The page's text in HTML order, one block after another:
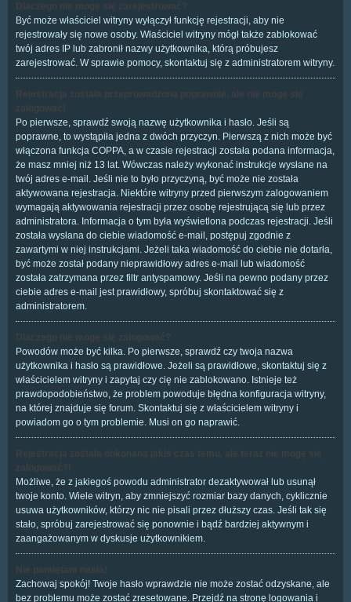
Dlaczego nie mogę się zarejestrować?
Być może właściciel witryny wyłączył funkcję rejestracji, aby nie
rejestrowały się nowe osoby. Właściciel witryny mógł także zablokować
twój adres IP lub zabronił nazwy użytkownika, którą próbujesz
zarejestrować. W sprawie pomocy, skontaktuj się z administratorem witryny.
Rejestracja została przeprowadzona poprawnie, ale nie mogę się
zalogować!
Po pierwsze, sprawdź swoją nazwę użytkownika i hasło. Jeśli są
poprawne, to wystąpiła jedna z dwóch przyczyn. Pierwszą z nich może być
włączona funkcja COPPA, a w czasie rejestracji została podana informacja,
że masz mniej niż 13 lat. Wówczas należy wykonać instrukcje wysłane na
twój adres e-mail. Jeśli nie to było przyczyną, być może nie została
aktywowana rejestracja. Niektóre witryny przed pierwszym zalogowaniem
wymagają aktywowania rejestracji przez osobę rejestrującą się lub przez
administratora. Informacja o tym była wyświetlona podczas rejestracji. Jeśli
została wysłana do ciebie wiadomość e-mail, postępuj zgodnie z
zawartymi w niej instrukcjami. Jeżeli taka wiadomość do ciebie nie dotarła,
być może został podany nieprawidłowy adres e-mail lub wiadomość
została zatrzymana przez filtr antyspamowy. Jeśli na pewno podany przez
ciebie adres e-mail jest prawidłowy, spróbuj skontaktować się z
administratorem.
Dlaczego nie mogę się zalogować?
Powodów może być kilka. Po pierwsze, sprawdź czy twoja nazwa
użytkownika i hasło są prawidłowe. Jeżeli są prawidłowe, skontaktuj się z
właścicielem witryny i zapytaj czy cię nie zablokowano. Istnieje też
prawdopodobieństwo, że problem powoduje błędna konfiguracja witryny,
na której znajduje się forum. Skontaktuj się z właścicielem witryny i
powiadom go o tym problemie. Musi on go naprawić.
Rejestracja została dokonana jakiś czas temu, ale teraz nie mogę się
zalogować?!
Możliwe, że z jakiegoś powodu administrator dezaktywował lub usunął
twoje konto. Wiele witryn, aby zmniejszyć rozmiar bazy danych, cyklicznie
usuwa użytkowników, którzy nic nie pisali przez dłuższy czas. Jeśli tak się
stało, spróbuj zarejestrować się ponownie i bądź bardziej aktywnym i
zaangażowanym w dyskusje użytkownikiem.
Nie pamiętam hasła!
Zachowaj spokój! Twoje hasło wprawdzie nie może zostać odzyskane, ale
bez problemu może zostać zresetowane. Przejdź na stronę logowania i